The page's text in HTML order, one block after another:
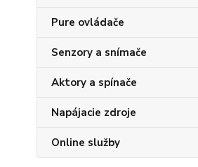
Pure ovládače
Senzory a snímače
Aktory a spínače
Napájacie zdroje
Online služby